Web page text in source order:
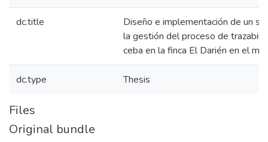
dc.title
Diseño e implementación de un
la gestión del proceso de
ceba en la finca El Darién en el
dc.type Thesis
Files
Original bundle